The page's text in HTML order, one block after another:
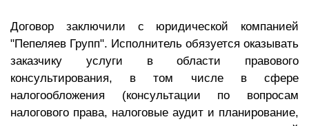
Договор заключили с юридической компанией
"Пепеляев Групп". Исполнитель обязуется оказывать
заказчику услуги в области правового
консультирования, в том числе в сфере
налогообложения (консультации по вопросам
налогового права, налоговые аудит и планирование,